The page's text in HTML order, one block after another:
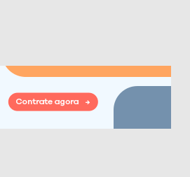
principalmente, liberdade de escolha.